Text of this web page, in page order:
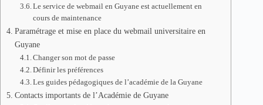
Le service de webmail en Guyane est actuellement en
cours de maintenance
Paramétrage et mise en place du webmail universitaire en
Guyane
Changer son mot de passe
Définir les préférences
Les guides pédagogiques de l’académie de la Guyane
Contacts importants de l’Académie de Guyane